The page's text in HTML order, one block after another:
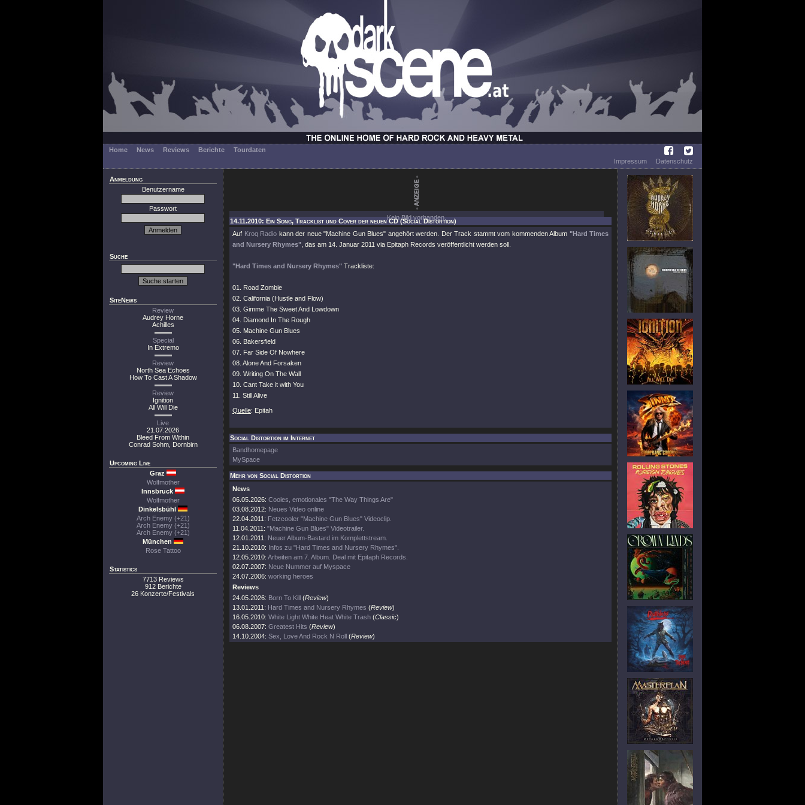
Home News Reviews Berichte
Tourdaten
Impressum
Datenschutz
Anmeldung
Benutzername
Passwort
Suche
SiteNews
Review
Audrey Horne
Achilles
Special
In Extremo
Review
North Sea Echoes
How To Cast A Shadow
Review
Ignition
All Will Die
Live
21.07.2026
Bleed From Within
Conrad Sohm, Dornbirn
Upcoming Live
Graz
Wolfmother
Innsbruck
Wolfmother
Dinkelsbühl
Arch Enemy (+21)
Arch Enemy (+21)
Arch Enemy (+21)
München
Rose Tattoo
Statistics
7713 Reviews
912 Berichte
26 Konzerte/Festivals
Kein Bild vorhanden.
14.11.2010: Ein Song, Tracklist und Cover der neuen CD (Social Distortion)
Auf Kroq Radio kann der neue "Machine Gun Blues" angehört werden. Der Track stammt vom kommenden Album "Hard Times
and Nursery Rhymes" , das am 14. Januar 2011 via Epitaph Records veröffentlicht werden soll.
"Hard Times and Nursery Rhymes" Trackliste:
01. Road Zombie
02. California (Hustle and Flow)
03. Gimme The Sweet And Lowdown
04. Diamond In The Rough
05. Machine Gun Blues
06. Bakersfield
07. Far Side Of Nowhere
08. Alone And Forsaken
09. Writing On The Wall
10. Cant Take it with You
11. Still Alive
Quelle: Epitah
Social Distortion im Internet
Bandhomepage
MySpace
Mehr von Social Distortion
News
06.05.2026: Cooles, emotionales "The Way Things Are"
03.08.2012: Neues Video online
22.04.2011: Fetzcooler "Machine Gun Blues" Videoclip.
11.04.2011: "Machine Gun Blues" Videotrailer.
12.01.2011: Neuer Album-Bastard im Komplettstream.
21.10.2010: Infos zu "Hard Times and Nursery Rhymes".
12.05.2010: Arbeiten am 7. Album. Deal mit Epitaph Records.
02.07.2007: Neue Nummer auf Myspace
24.07.2006: working heroes
Reviews
24.05.2026: Born To Kill (Review)
13.01.2011: Hard Times and Nursery Rhymes (Review)
16.05.2010: White Light White Heat White Trash (Classic)
06.08.2007: Greatest Hits (Review)
14.10.2004: Sex, Love And Rock N Roll (Review)